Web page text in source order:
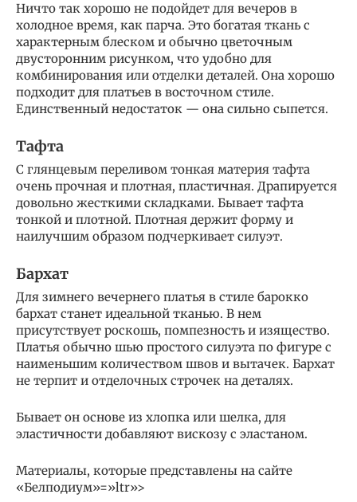
Ничто так хорошо не подойдет для вечеров в
холодное время, как парча. Это богатая ткань с
характерным блеском и обычно цветочным
двусторонним рисунком, что удобно для
комбинирования или отделки деталей. Она хорошо
подходит для платьев в восточном стиле.
Единственный недостаток — она сильно сыпется.
Тафта
С глянцевым переливом тонкая материя тафта
очень прочная и плотная, пластичная. Драпируется
довольно жесткими складками. Бывает тафта
тонкой и плотной. Плотная держит форму и
наилучшим образом подчеркивает силуэт.
Бархат
Для зимнего вечернего платья в стиле барокко
бархат станет идеальной тканью. В нем
присутствует роскошь, помпезность и изящество.
Платья обычно шью простого силуэта по фигуре с
наименьшим количеством швов и вытачек. Бархат
не терпит и отделочных строчек на деталях.
Бывает он основе из хлопка или шелка, для
эластичности добавляют вискозу с эластаном.
Материалы, которые представлены на сайте
«Белподиум»=»ltr»>